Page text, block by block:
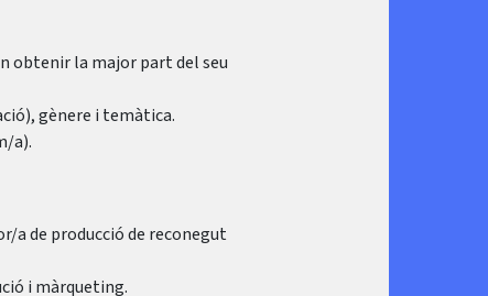
obtenir la major part del seu
gènere i temàtica.
a).
a de producció de reconegut
i màrqueting.